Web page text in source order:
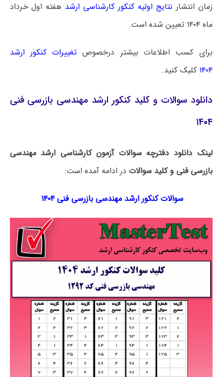
زمان انتشار نتایج اولیه کنکور کارشناسی ارشد هفته اول خرداد
ماه ۱۴۰۴ تعیین شده است.
برای کسب اطلاعات بیشتر درخصوص تغییرات کنکور ارشد
۱۴۰۴ کلیک کنید.
دانلود سوالات و کلید کنکور ارشد مهندسی بازرسی فنی
۱۴۰۴
لینک دانلود دفترچه سوالات آزمون کارشناسی ارشد مهندسی
بازرسی فنی و کلید سوالات در ادامه آمده است:
سوالات کنکور ارشد مهندسی بازرسی فنی ۱۴۰۴